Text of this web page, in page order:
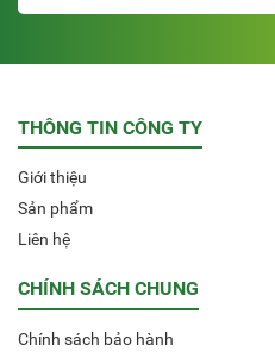
THÔNG TIN CÔNG TY
Giới thiệu
Sản phẩm
Liên hệ
CHÍNH SÁCH CHUNG
Chính sách bảo hành